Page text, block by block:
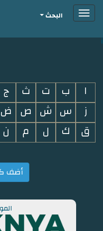
i
Toggleالبحث
ا ب ت ث ج
ز
س ش ص ض
ق
ك ل م ن
أضف